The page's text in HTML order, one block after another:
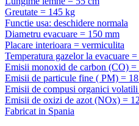
Greutate = 145 kg
Functie usa: deschidere normala
Diametru evacuare = 150 mm
Placare interioara = vermiculita
Temperatura gazelor la evacuare
Emisii monoxid de carbon (CO) =
Emisii de particule fine ( PM) = 18
Emisii de compusi organici
Emisii de oxizi de azot (NOx) =
Fabricat in Spania